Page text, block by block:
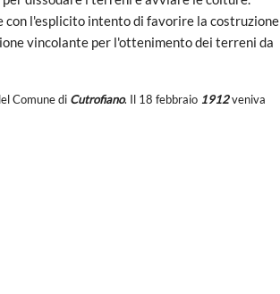
l'esplicito intento di favorire la costruzione
vincolante per l'ottenimento dei terreni da
Comune di Cutrofiano. Il 18 febbraio 1912veniva